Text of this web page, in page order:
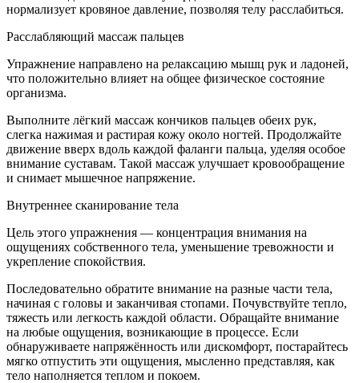
нормализует кровяное давление, позволяя телу расслабиться.
Расслабляющий массаж пальцев
Упражнение направлено на релаксацию мышц рук и ладоней,
что положительно влияет на общее физическое состояние
организма.
Выполните лёгкий массаж кончиков пальцев обеих рук,
слегка нажимая и растирая кожу около ногтей. Продолжайте
движение вверх вдоль каждой фаланги пальца, уделяя особое
внимание суставам. Такой массаж улучшает кровообращение
и снимает мышечное напряжение.
Внутреннее сканирование тела
Цель этого упражнения — концентрация внимания на
ощущениях собственного тела, уменьшение тревожности и
укрепление спокойствия.
Последовательно обратите внимание на разные части тела,
начиная с головы и заканчивая стопами. Почувствуйте тепло,
тяжесть или легкость каждой области. Обращайте внимание
на любые ощущения, возникающие в процессе. Если
обнаруживаете напряжённость или дискомфорт, постарайтесь
мягко отпустить эти ощущения, мысленно представляя, как
тело наполняется теплом и покоем.